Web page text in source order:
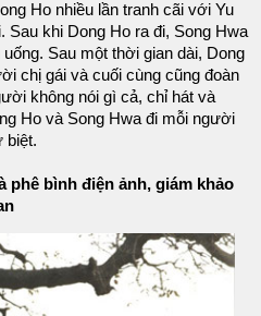
Ho nhiều lần tranh cãi với Yu
Sau khi Dong Ho ra đi, Song Hwa
Sau một thời gian dài, Dong
chị gái và cuối cùng cũng đoàn
không nói gì cả, chỉ hát và
Ho và Song Hwa đi mỗi người
biệt.
phê bình điện ảnh, giám khảo